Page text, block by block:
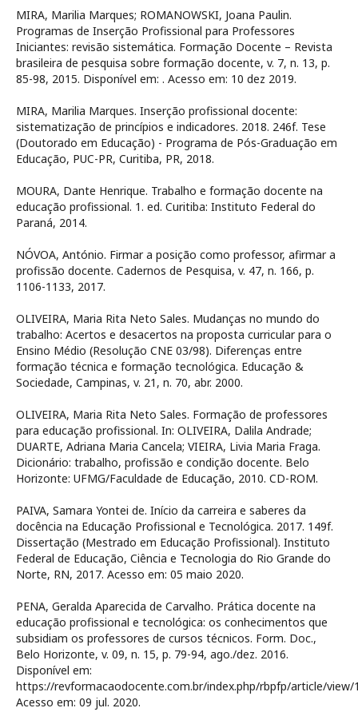
MIRA, Marilia Marques; ROMANOWSKI, Joana Paulin.
Programas de Inserção Profissional para Professores
Iniciantes: revisão sistemática. Formação Docente – Revista
brasileira de pesquisa sobre formação docente, v. 7, n. 13, p.
85-98, 2015. Disponível em: . Acesso em: 10 dez 2019.
MIRA, Marilia Marques. Inserção profissional docente:
sistematização de princípios e indicadores. 2018. 246f. Tese
(Doutorado em Educação) - Programa de Pós-Graduação em
Educação, PUC-PR, Curitiba, PR, 2018.
MOURA, Dante Henrique. Trabalho e formação docente na
educação profissional. 1. ed. Curitiba: Instituto Federal do
Paraná, 2014.
NÓVOA, António. Firmar a posição como professor, afirmar a
profissão docente. Cadernos de Pesquisa, v. 47, n. 166, p.
1106-1133, 2017.
OLIVEIRA, Maria Rita Neto Sales. Mudanças no mundo do
trabalho: Acertos e desacertos na proposta curricular para o
Ensino Médio (Resolução CNE 03/98). Diferenças entre
formação técnica e formação tecnológica. Educação &
Sociedade, Campinas, v. 21, n. 70, abr. 2000.
OLIVEIRA, Maria Rita Neto Sales. Formação de professores
para educação profissional. In: OLIVEIRA, Dalila Andrade;
DUARTE, Adriana Maria Cancela; VIEIRA, Livia Maria Fraga.
Dicionário: trabalho, profissão e condição docente. Belo
Horizonte: UFMG/Faculdade de Educação, 2010. CD-ROM.
PAIVA, Samara Yontei de. Início da carreira e saberes da
docência na Educação Profissional e Tecnológica. 2017. 149f.
Dissertação (Mestrado em Educação Profissional). Instituto
Federal de Educação, Ciência e Tecnologia do Rio Grande do
Norte, RN, 2017. Acesso em: 05 maio 2020.
PENA, Geralda Aparecida de Carvalho. Prática docente na
educação profissional e tecnológica: os conhecimentos que
subsidiam os professores de cursos técnicos. Form. Doc.,
Belo Horizonte, v. 09, n. 15, p. 79-94, ago./dez. 2016.
Disponível em:
https://revformacaodocente.com.br/index.php/rbpfp/article/view/
Acesso em: 09 jul. 2020.